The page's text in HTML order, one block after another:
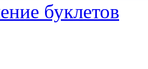
буклетов